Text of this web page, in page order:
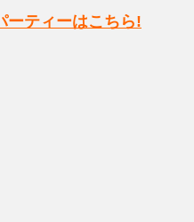
ーティーはこちら!